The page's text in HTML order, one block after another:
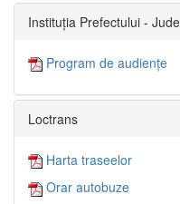
Instituția Prefectului -
Program de audiențe
Loctrans
Harta traseelor
Orar autobuze